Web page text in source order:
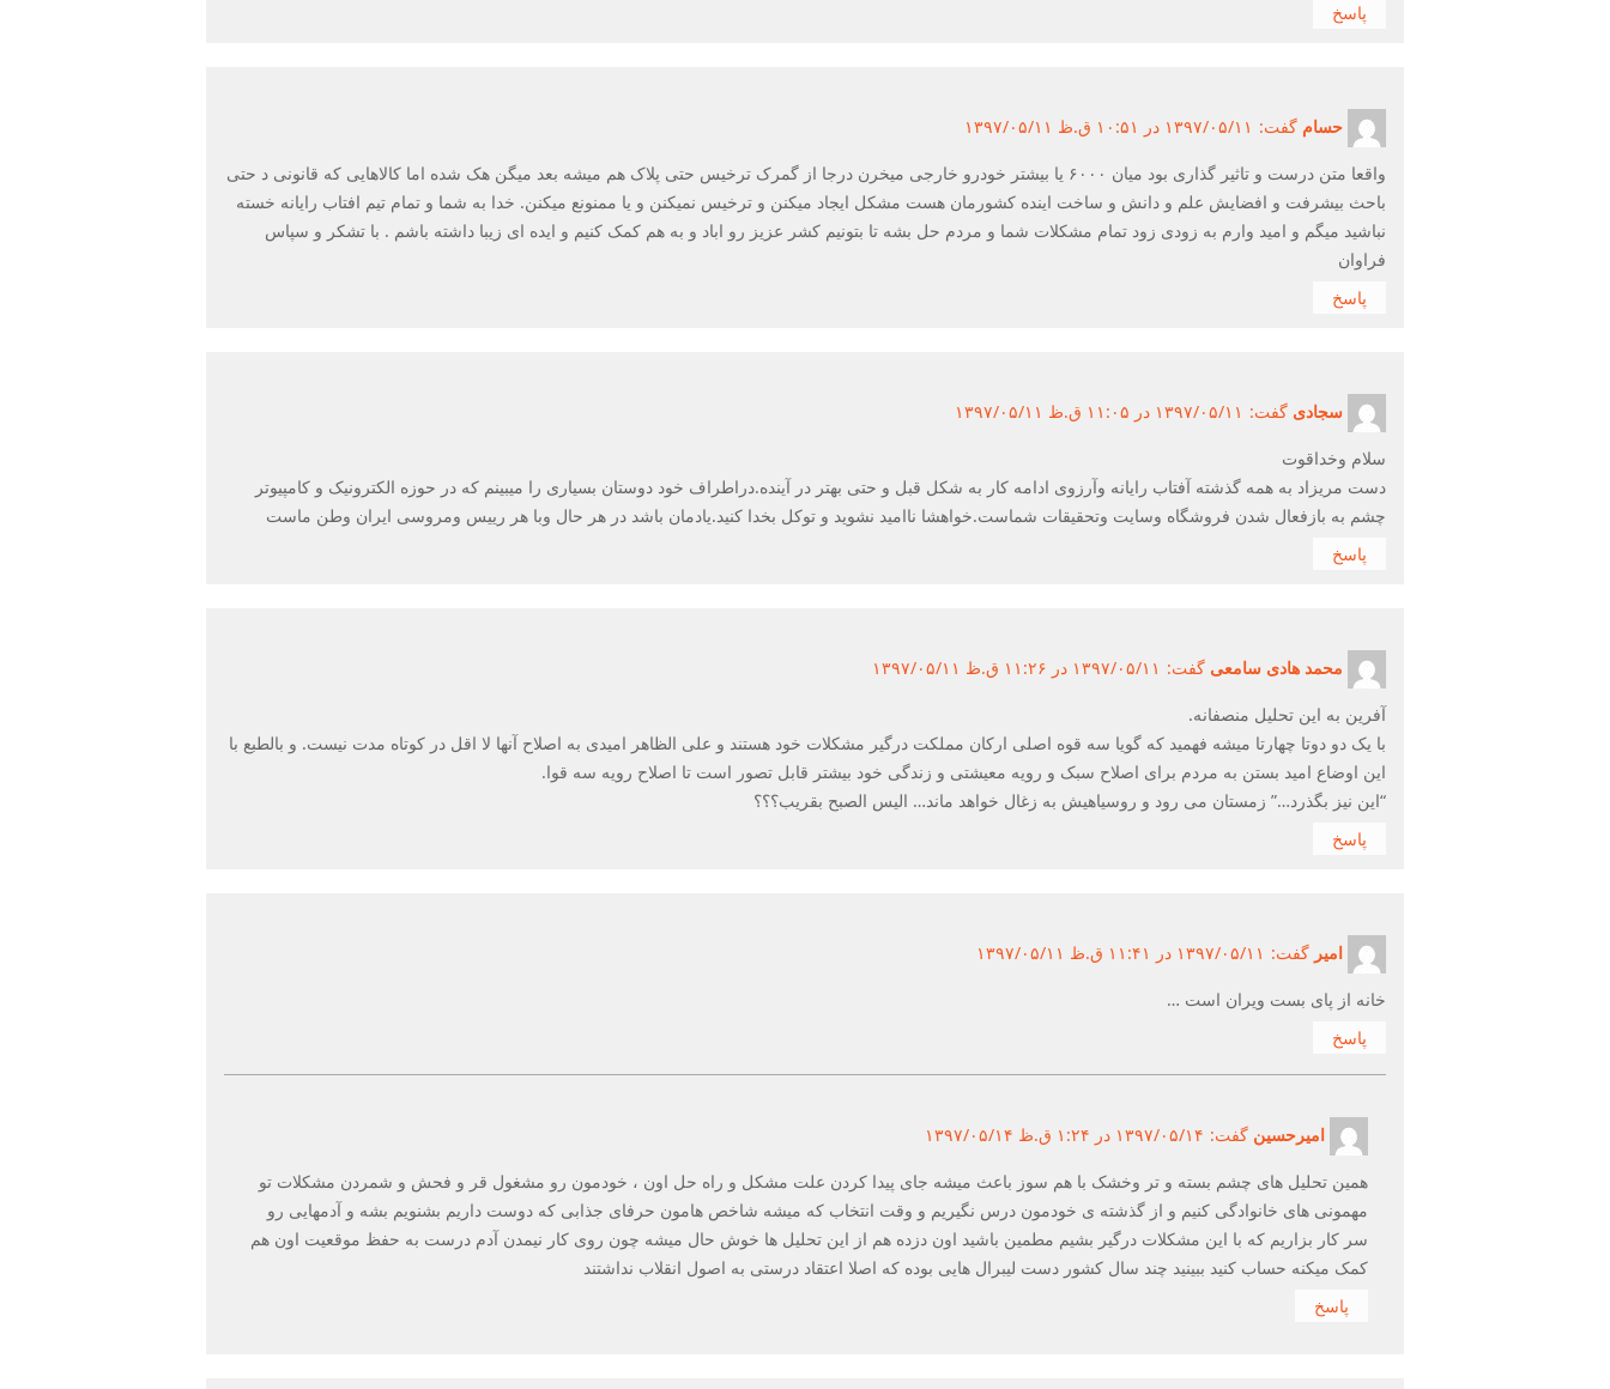
پاسخ
حسام گفت: ۱۳۹۷/۰۵/۱۱ در ۱۰:۵۱ ق.ظ ۱۳۹۷/۰۵/۱۱
واقعا متن درست و تاثیر گذاری بود میان ۶۰۰۰ یا بیشتر خودرو خارجی میخرن درجا از گمرک ترخیس حتی پلاک هم میشه بعد میگن هک شده اما کالاهایی که قانونی د حتی
باحث بیشرفت و افضایش علم و دانش و ساخت اینده کشورمان هست مشکل ایجاد میکنن و ترخیس نمیکنن و یا ممنونع میکنن. خدا به شما و تمام تیم افتاب رایانه خسته
نباشید میگم و امید وارم به زودی زود تمام مشکلات شما و مردم حل بشه تا بتونیم کشر عزیز رو اباد و به هم کمک کنیم و ایده ای زیبا داشته باشم . با تشکر و سپاس
فراوان
پاسخ
سجادی گفت: ۱۳۹۷/۰۵/۱۱ در ۱۱:۰۵ ق.ظ ۱۳۹۷/۰۵/۱۱
سلام وخداقوت
دست مریزاد به همه گذشته آفتاب رایانه وآرزوی ادامه کار به شکل قبل و حتی بهتر در آینده.دراطراف خود دوستان بسیاری را میبینم که در حوزه الکترونیک و کامپیوتر
چشم به بازفعال شدن فروشگاه وسایت وتحقیقات شماست.خواهشا ناامید نشوید و توکل بخدا کنید.یادمان باشد در هر حال وبا هر رییس ومروسی ایران وطن ماست
پاسخ
محمد هادی سامعی گفت: ۱۳۹۷/۰۵/۱۱ در ۱۱:۲۶ ق.ظ ۱۳۹۷/۰۵/۱۱
آفرین به این تحلیل منصفانه.
با یک دو دوتا چهارتا میشه فهمید که گویا سه قوه اصلی ارکان مملکت درگیر مشکلات خود هستند و علی الظاهر امیدی به اصلاح آنها لا اقل در کوتاه مدت نیست. و بالطبع با
این اوضاع امید بستن به مردم برای اصلاح سبک و رویه معیشتی و زندگی خود بیشتر قابل تصور است تا اصلاح رویه سه قوا.
“این نیز بگذرد…” زمستان می رود و روسیاهیش به زغال خواهد ماند… الیس الصبح بقریب؟؟؟
پاسخ
امیر گفت: ۱۳۹۷/۰۵/۱۱ در ۱۱:۴۱ ق.ظ ۱۳۹۷/۰۵/۱۱
خانه از پای بست ویران است …
پاسخ
امیرحسین گفت: ۱۳۹۷/۰۵/۱۴ در ۱:۲۴ ق.ظ ۱۳۹۷/۰۵/۱۴
همین تحلیل های چشم بسته و تر وخشک با هم سوز باعث میشه جای پیدا کردن علت مشکل و راه حل اون ، خودمون رو مشغول قر و فحش و شمردن مشکلات تو
مهمونی های خانوادگی کنیم و از گذشته ی خودمون درس نگیریم و وقت انتخاب که میشه شاخص هامون حرفای جذابی که دوست داریم بشنویم بشه و آدمهایی رو
سر کار بزاریم که با این مشکلات درگیر بشیم مطمین باشید اون دزده هم از این تحلیل ها خوش حال میشه چون روی کار نیمدن آدم درست به حفظ موقعیت اون هم
کمک میکنه حساب کنید ببینید چند سال کشور دست لیبرال هایی بوده که اصلا اعتقاد درستی به اصول انقلاب نداشتند
پاسخ